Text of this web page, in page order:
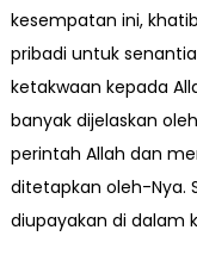
kesempatan ini,
pribadi untuk
ketakwaan kepada
banyak dijelaskan
perintah Allah dan
ditetapkan oleh-Nya.
diupayakan di dalam